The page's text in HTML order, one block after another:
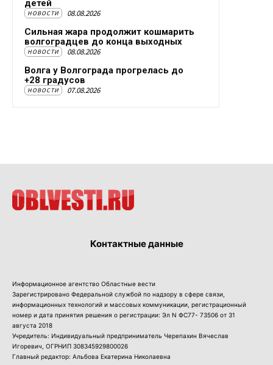
детей
НОВОСТИ 08.08.2026
Сильная жара продолжит кошмарить
волгоградцев до конца выходных
НОВОСТИ 08.08.2026
Волга у Волгограда прогрелась до
+28 градусов
НОВОСТИ 07.08.2026
Контактные данные
Информационное агентство Областные вести
Зарегистрировано Федеральной службой по надзору в сфере связи,
информационных технологий и массовых коммуникации, регистрационный
номер и дата принятия решения о регистрации: Эл N ФС77- 73506 от 31
августа 2018
Учредитель: Индивидуальный предприниматель Черепахин Вячеслав
Игоревич, ОГРНИП 308345929800026
Главный редактор: Альбова Екатерина Николаевна